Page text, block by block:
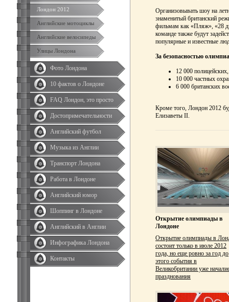
Лондон 2012
Английские мотоциклы
Английские велосипеды
Улицы Лондона
Фото Лондона
10 фактов о Лондоне
FAQ Лондон, это просто
Достопримечательности
Английский футбол
Музыка из Англии
Транспорт Лондона
Работа в Лондоне
Английский юмор
Шоппинг в Лондоне
Английский в Англии
Инфографика Лондона
Контакты
Организовывать шоу на
знаменитый британский
фильмам как «Пляж», «28
команде также будут
популярные и известные
За безопасностью
12 000 полицейских,
10 000 частных
6 000 британских
Кроме того, Лондон 2012
Елизаветы II.
Открытие олимпиады в
Лондоне
Открытие олимпиады в
состоит только в июле 2012
года, но еще ровно за год до
этого события в
Великобритании уже
празднования